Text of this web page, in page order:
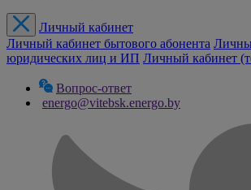
Личный кабинет
Личный кабинет бытового абонента
юридических лиц и ИП Личный кабинет
Вопрос-ответ
energo@vitebsk.energo.by